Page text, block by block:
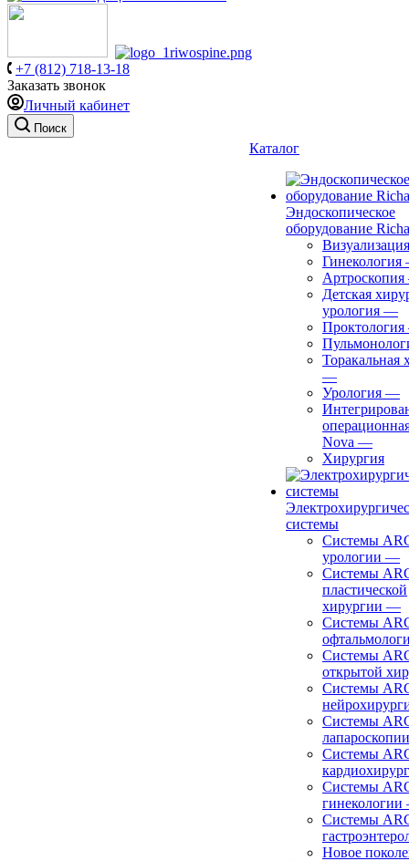
+7 (812) 718-13-18
Заказать звонок
Личный кабинет
Поиск
Каталог
Эндоскопическое
оборудование
Визуализация
Гинекология
Артроскопия
Детская
урология —
Проктология
Торакальная
—
Урология —
Nova —
Хирургия
системы
Системы
урологии —
Системы
пластической
хирургии —
Системы
Системы
открытой
Системы
Системы
лапароскопии
Системы
Системы
гинекологии
Системы
Новое